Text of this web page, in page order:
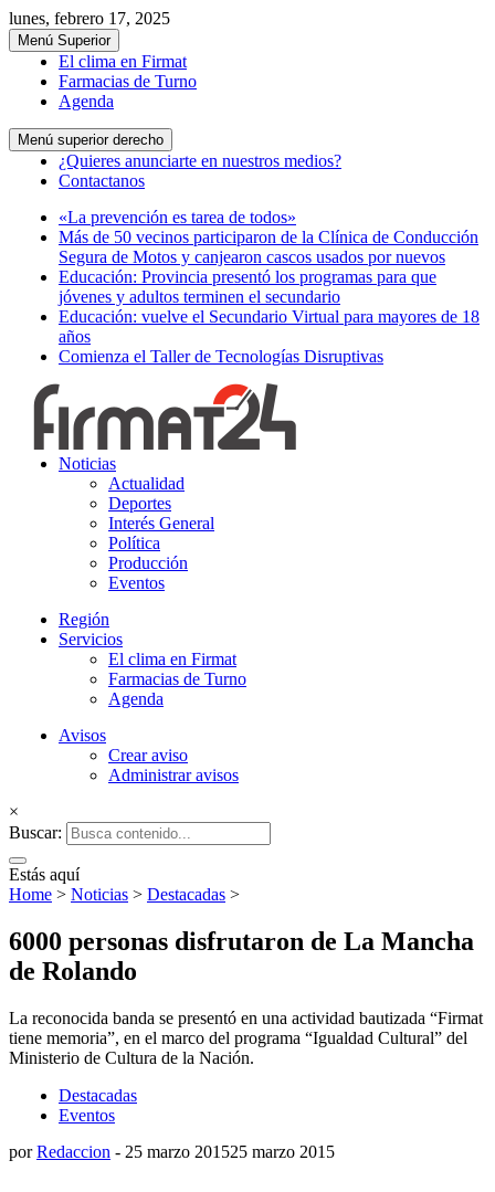
lunes, febrero 17, 2025
Menú Superior
El clima en Firmat
Farmacias de Turno
Agenda
Menú superior derecho
¿Quieres anunciarte en nuestros medios?
Contactanos
«La prevención es tarea de todos»
Más de 50 vecinos participaron de la Clínica de Conducción
Segura de Motos y canjearon cascos usados por nuevos
Educación: Provincia presentó los programas para que
jóvenes y adultos terminen el secundario
Educación: vuelve el Secundario Virtual para mayores de 18
años
Comienza el Taller de Tecnologías Disruptivas
Firmat24
el tiempo no para
Noticias
Actualidad
Deportes
Interés General
Política
Producción
Eventos
Región
Servicios
El clima en Firmat
Farmacias de Turno
Agenda
Avisos
Crear aviso
Administrar avisos
×
Buscar:
Estás aquí
Home > Noticias > Destacadas >
6000 personas disfrutaron de La Mancha
de Rolando
La reconocida banda se presentó en una actividad bautizada “Firmat
tiene memoria”, en el marco del programa “Igualdad Cultural” del
Ministerio de Cultura de la Nación.
Destacadas
Eventos
porRedaccion - 25 marzo 201525 marzo 2015